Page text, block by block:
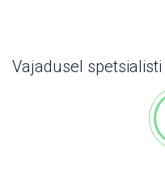
Vajadusel